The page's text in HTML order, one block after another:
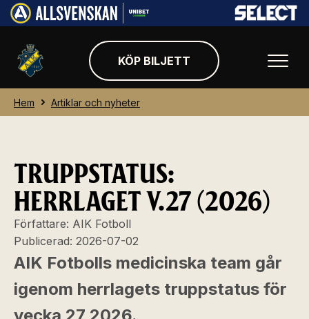
KÖP BILJETT
Hem Artiklar och nyheter
TRUPPSTATUS:
HERRLAGET V.27 (2026)
Författare: AIK Fotboll
Publicerad: 2026-07-02
AIK Fotbolls medicinska team går
igenom herrlagets truppstatus för